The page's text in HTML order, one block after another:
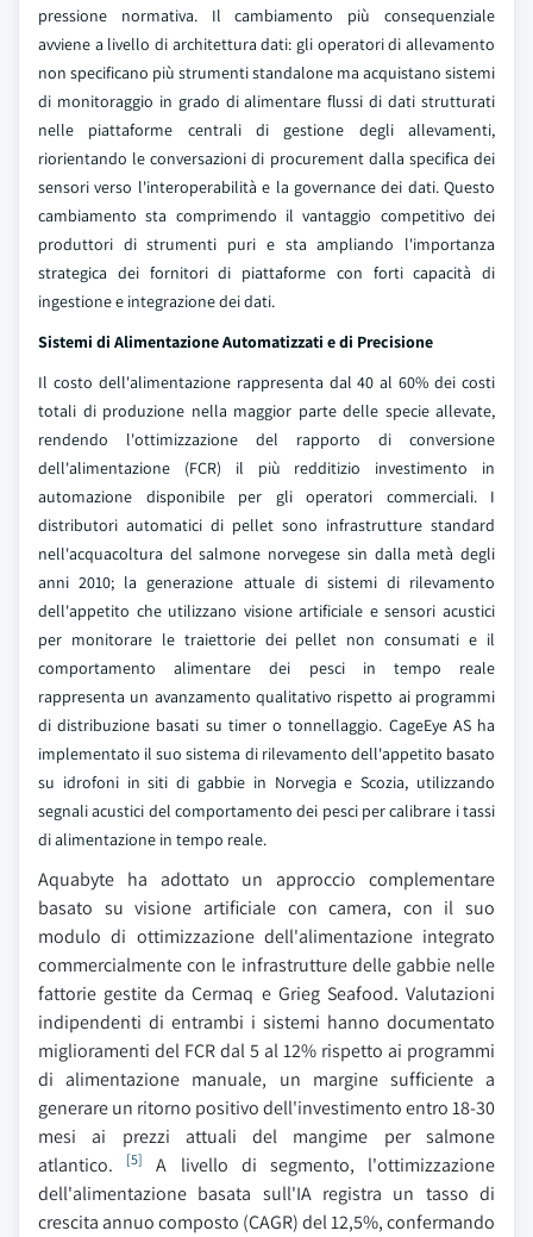
pressione normativa. Il cambiamento più consequenziale
avviene a livello di architettura dati: gli operatori di allevamento
non specificano più strumenti standalone ma acquistano sistemi
di monitoraggio in grado di alimentare flussi di dati strutturati
nelle piattaforme centrali di gestione degli allevamenti,
riorientando le conversazioni di procurement dalla specifica dei
sensori verso l'interoperabilità e la governance dei dati. Questo
cambiamento sta comprimendo il vantaggio competitivo dei
produttori di strumenti puri e sta ampliando l'importanza
strategica dei fornitori di piattaforme con forti capacità di
ingestione e integrazione dei dati.
Sistemi di Alimentazione Automatizzati e di Precisione
Il costo dell'alimentazione rappresenta dal 40 al 60% dei costi
totali di produzione nella maggior parte delle specie allevate,
rendendo l'ottimizzazione del rapporto di conversione
dell'alimentazione (FCR) il più redditizio investimento in
automazione disponibile per gli operatori commerciali. I
distributori automatici di pellet sono infrastrutture standard
nell'acquacoltura del salmone norvegese sin dalla metà degli
anni 2010; la generazione attuale di sistemi di rilevamento
dell'appetito che utilizzano visione artificiale e sensori acustici
per monitorare le traiettorie dei pellet non consumati e il
comportamento alimentare dei pesci in tempo reale
rappresenta un avanzamento qualitativo rispetto ai programmi
di distribuzione basati su timer o tonnellaggio. CageEye AS ha
implementato il suo sistema di rilevamento dell'appetito basato
su idrofoni in siti di gabbie in Norvegia e Scozia, utilizzando
segnali acustici del comportamento dei pesci per calibrare i tassi
di alimentazione in tempo reale.
Aquabyte ha adottato un approccio complementare
basato su visione artificiale con camera, con il suo
modulo di ottimizzazione dell'alimentazione integrato
commercialmente con le infrastrutture delle gabbie nelle
fattorie gestite da Cermaq e Grieg Seafood. Valutazioni
indipendenti di entrambi i sistemi hanno documentato
miglioramenti del FCR dal 5 al 12% rispetto ai programmi
di alimentazione manuale, un margine sufficiente a
generare un ritorno positivo dell'investimento entro 18-30
mesi ai prezzi attuali del mangime per salmone
atlantico.
[5]
A livello di segmento, l'ottimizzazione
dell'alimentazione basata sull'IA registra un tasso di
crescita annuo composto (CAGR) del 12,5%, confermando